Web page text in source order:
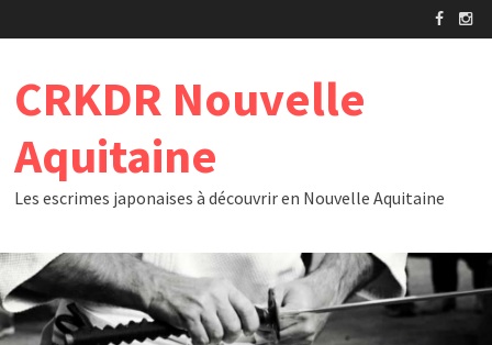
au
CRKDR Nouvelle
Aquitaine
Les escrimes japonaises à découvrir en Nouvelle Aquitaine